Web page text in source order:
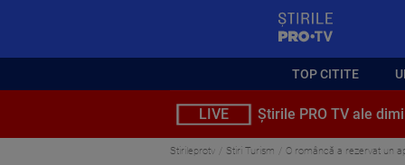
TOP CITITE
LIVE Știrile PRO TV ale
Stirileprotv Stiri Turism O româncă a rezervat un